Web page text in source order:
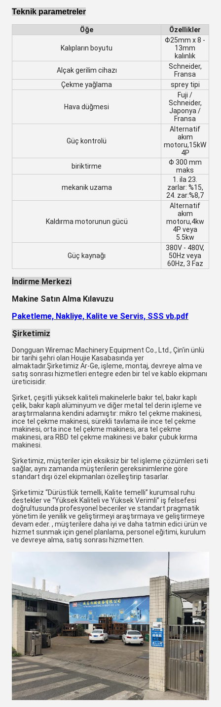
Teknik parametreler
Öğe Özellikler
Kalıpların boyutu
Φ25mm x 8 -
13mm
kalınlık
Alçak gerilim cihazı
Schneider,
Fransa
Çekme yağlama
sprey tipi
Hava düğmesi
Fuji /
Schneider,
Japonya /
Fransa
Güç kontrolü
Alternatif
akım
motoru,15kW
4P
biriktirme
Φ 300 mm
maks
mekanik uzama
1. ila 23.
zarlar: %15,
24. zar:%8,7
Kaldırma motorunun gücü
Alternatif
akım
motoru,4kw
4P veya
5.5kw
Güç kaynağı
380V - 480V,
50Hz veya
60Hz, 3 Faz
İndirme Merkezi
Makine Satın Alma Kılavuzu
Paketleme, Nakliye, Kalite ve Servis, SSS vb.pdf
Şirketimiz
Dongguan Wiremac Machinery Equipment Co., Ltd., Çin'in ünlü
bir tarihi şehri olan Houjie Kasabasında yer
almaktadır.Şirketimiz Ar-Ge, işleme, montaj, devreye alma ve
satış sonrası hizmetleri entegre eden bir tel ve kablo ekipmanı
üreticisidir.
Şirket, çeşitli yüksek kaliteli makinelerle bakır tel, bakır kaplı
çelik, bakır kaplı alüminyum ve diğer metal tel derin işleme ve
araştırmalarına kendini adamıştır: mikro tel çekme makinesi,
ince tel çekme makinesi, sürekli tavlama ile ince tel çekme
makinesi, orta ince tel çekme makinesi, ara tel çekme
makinesi, ara RBD tel çekme makinesi ve bakır çubuk kırma
makinesi.
Şirketimiz, müşteriler için eksiksiz bir tel işleme çözümleri seti
sağlar, aynı zamanda müşterilerin gereksinimlerine göre
standart dışı özel ekipmanları özelleştirip tasarlar.
Şirketimiz “Dürüstlük temelli, Kalite temelli” kurumsal ruhu
destekler ve “Yüksek Kaliteli ve Yüksek Verimli” iş felsefesi
doğrultusunda profesyonel beceriler ve standart pragmatik
yönetim ile yenilik ve geliştirmeyi araştırmaya ve geliştirmeye
devam eder. , müşterilere daha iyi ve daha tatmin edici ürün ve
hizmet sunmak için genel planlama, personel eğitimi, kurulum
ve devreye alma, satış sonrası hizmetten.